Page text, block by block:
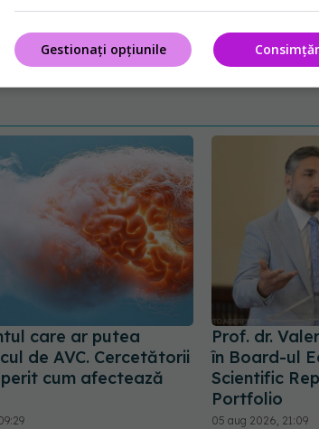
amprente
care ar putea
de AVC. Cercetătorii
cum afectează
Prof. dr.
în Board-ul
Scientific
Portfolio
05 aug 2026, 21:09
Gestionați opțiunile